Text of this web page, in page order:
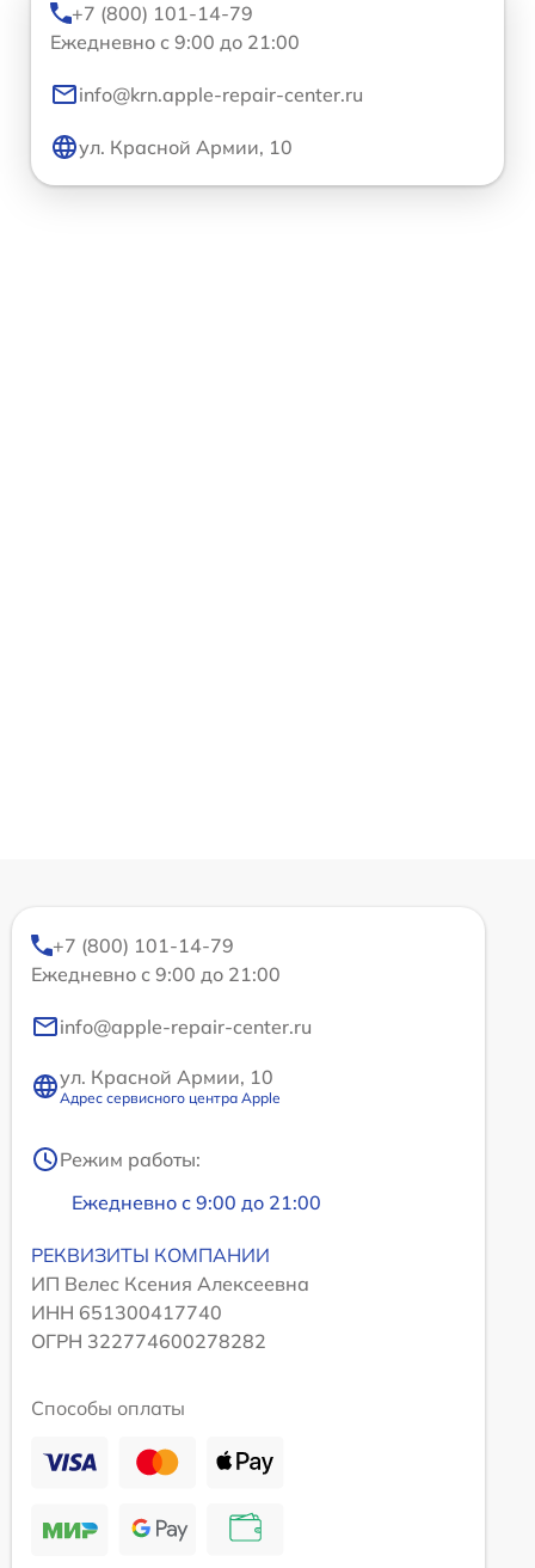
+7 (800) 101-14-79
Ежедневно с 9:00 до 21:00
info@krn.apple-repair-center.ru
ул. Красной Армии, 10
+7 (800) 101-14-79
Ежедневно с 9:00 до 21:00
info@apple-repair-center.ru
ул. Красной Армии, 10
Адрес сервисного центра Apple
Режим работы:
Ежедневно с 9:00 до 21:00
РЕКВИЗИТЫ КОМПАНИИ
ИП Велес Ксения Алексеевна
ИНН 651300417740
ОГРН 322774600278282
Способы оплаты